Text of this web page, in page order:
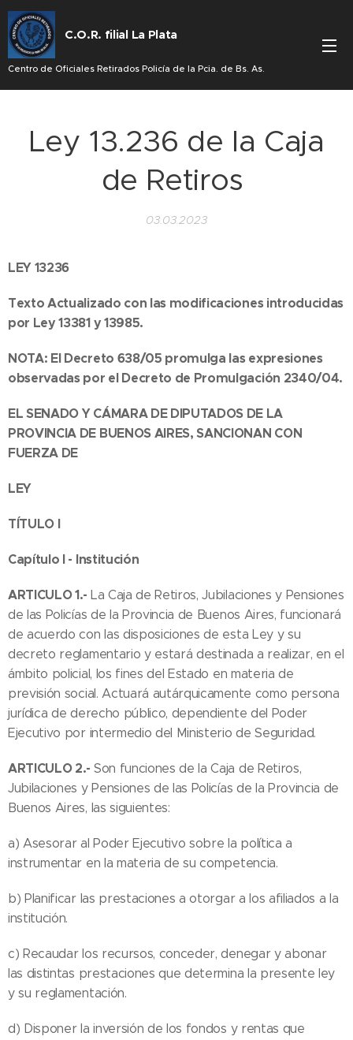
C.O.R. filial La Plata
Centro de Oficiales Retirados Policía de la Pcia. de Bs. As.
Ley 13.236 de la Caja
de Retiros
03.03.2023
LEY 13236
Texto Actualizado con las modificaciones introducidas
por Ley 13381 y 13985.
NOTA: El Decreto 638/05 promulga las expresiones
observadas por el Decreto de Promulgación 2340/04.
EL SENADO Y CÁMARA DE DIPUTADOS DE LA
PROVINCIA DE BUENOS AIRES, SANCIONAN CON
FUERZA DE
LEY
TÍTULO I
Capítulo I - Institución
ARTICULO 1.- La Caja de Retiros, Jubilaciones y Pensiones
de las Policías de la Provincia de Buenos Aires, funcionará
de acuerdo con las disposiciones de esta Ley y su
decreto reglamentario y estará destinada a realizar, en el
ámbito policial, los fines del Estado en materia de
previsión social. Actuará autárquicamente como persona
jurídica de derecho público, dependiente del Poder
Ejecutivo por intermedio del Ministerio de Seguridad.
ARTICULO 2.- Son funciones de la Caja de Retiros,
Jubilaciones y Pensiones de las Policías de la Provincia de
Buenos Aires, las siguientes:
a) Asesorar al Poder Ejecutivo sobre la política a
instrumentar en la materia de su competencia.
b) Planificar las prestaciones a otorgar a los afiliados a la
institución.
c) Recaudar los recursos, conceder, denegar y abonar
las distintas prestaciones que determina la presente ley
y su reglamentación.
d) Disponer la inversión de los fondos y rentas que